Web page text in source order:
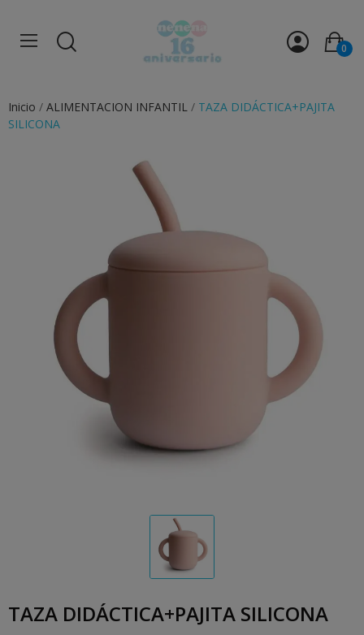
0
Inicio ALIMENTACION INFANTIL
TAZA DIDÁCTICA+PAJITA
SILICONA
TAZA DIDÁCTICA+PAJITA SILICONA